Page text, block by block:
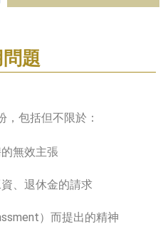
題
，包括但不限於：
無效主張
、退休金的請求
）而提出的精神